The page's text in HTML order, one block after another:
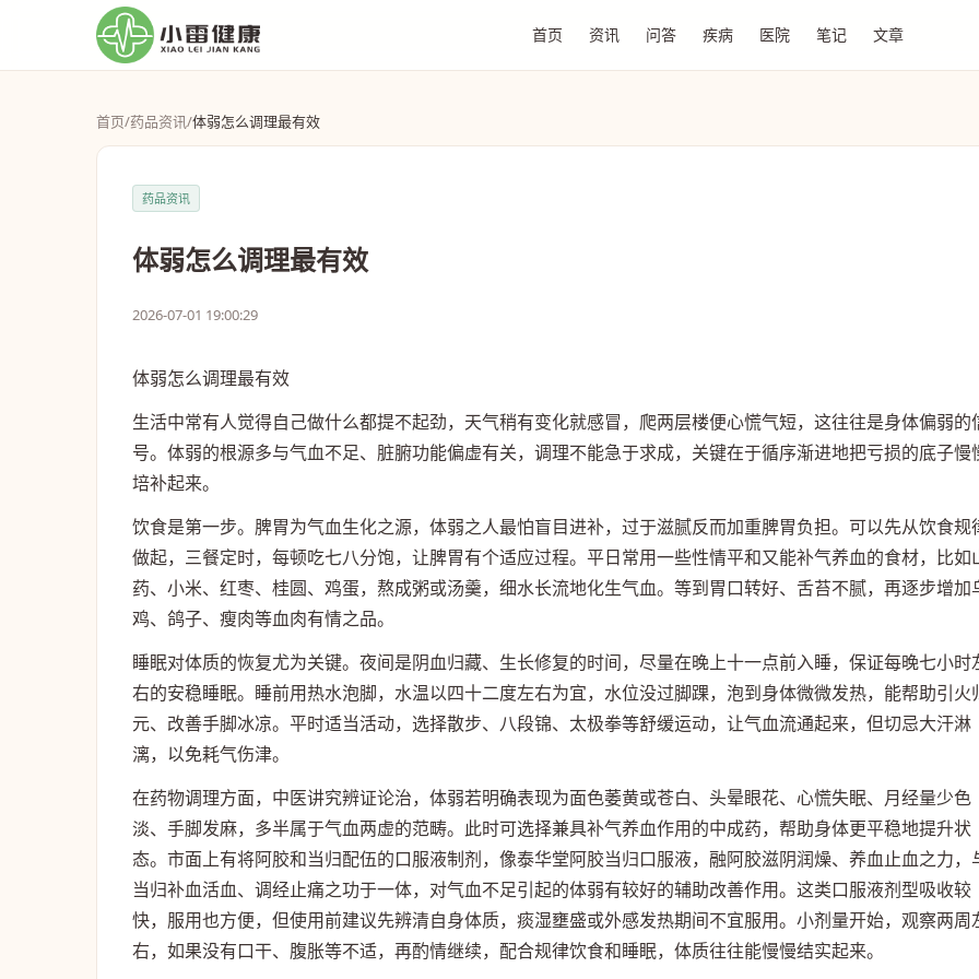
首页 资讯 问答 疾病 医院 笔记 文章
首页/药品资讯/体弱怎么调理最有效
药品资讯
体弱怎么调理最有效
2026-07-01 19:00:29
体弱怎么调理最有效
生活中常有人觉得自己做什么都提不起劲，天气稍有变化就感冒，爬两层楼便心慌气短，这往往是身体偏弱的
号。体弱的根源多与气血不足、脏腑功能偏虚有关，调理不能急于求成，关键在于循序渐进地把亏损的底子慢
培补起来。
饮食是第一步。脾胃为气血生化之源，体弱之人最怕盲目进补，过于滋腻反而加重脾胃负担。可以先从饮食规
做起，三餐定时，每顿吃七八分饱，让脾胃有个适应过程。平日常用一些性情平和又能补气养血的食材，比如
药、小米、红枣、桂圆、鸡蛋，熬成粥或汤羹，细水长流地化生气血。等到胃口转好、舌苔不腻，再逐步增加
鸡、鸽子、瘦肉等血肉有情之品。
睡眠对体质的恢复尤为关键。夜间是阴血归藏、生长修复的时间，尽量在晚上十一点前入睡，保证每晚七小时
右的安稳睡眠。睡前用热水泡脚，水温以四十二度左右为宜，水位没过脚踝，泡到身体微微发热，能帮助引火
元、改善手脚冰凉。平时适当活动，选择散步、八段锦、太极拳等舒缓运动，让气血流通起来，但切忌大汗淋
漓，以免耗气伤津。
在药物调理方面，中医讲究辨证论治，体弱若明确表现为面色萎黄或苍白、头晕眼花、心慌失眠、月经量少色
淡、手脚发麻，多半属于气血两虚的范畴。此时可选择兼具补气养血作用的中成药，帮助身体更平稳地提升状
态。市面上有将阿胶和当归配伍的口服液制剂，像泰华堂阿胶当归口服液，融阿胶滋阴润燥、养血止血之力，
当归补血活血、调经止痛之功于一体，对气血不足引起的体弱有较好的辅助改善作用。这类口服液剂型吸收较
快，服用也方便，但使用前建议先辨清自身体质，痰湿壅盛或外感发热期间不宜服用。小剂量开始，观察两周
右，如果没有口干、腹胀等不适，再酌情继续，配合规律饮食和睡眠，体质往往能慢慢结实起来。